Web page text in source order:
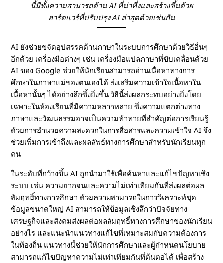
นี้มีทั้งความสามารถด้าน AI ที่น่าทึ่งและสร้างขึ้นด้วย
ฮาร์ดแวร์ที่ปรับปรุง AI ล่าสุดด้วยเช่นกัน
AI ยังช่วยขจัดอุปสรรคด้านภาษาในระบบการศึกษาด้วยวิธีอื่นๆ
อีกด้วย เครื่องมือต่างๆ เช่น เครื่องมือแปลภาษาที่ขับเคลื่อนด้วย
AI ของ Google ช่วยให้นักเรียนสามารถอ่านเนื้อหาทางการ
ศึกษาในภาษาแม่ของตนเองได้ ส่งเสริมความเข้าใจเนื้อหาใน
เนื้อหานั้นๆ ได้อย่างลึกซึ้งยิ่งขึ้น วิธีนี้ส่งผลกระทบอย่างยิ่งโดย
เฉพาะในห้องเรียนที่มีความหลากหลาย ซึ่งความแตกต่างทาง
ภาษาและวัฒนธรรมอาจเป็นความท้าทายที่สำคัญต่อการเรียนรู้
ด้วยการอำนวยความสะดวกในการสื่อสารและความเข้าใจ AI จึง
ช่วยเพิ่มการเข้าถึงและผลลัพธ์ทางการศึกษาสำหรับนักเรียนทุก
คน
ในระดับที่กว้างขึ้น AI ถูกนำมาใช้เพื่อค้นหาและแก้ไขปัญหาเชิง
ระบบ เช่น ความยากจนและความไม่เท่าเทียมกันที่ส่งผลต่อผล
สัมฤทธิ์ทางการศึกษา ด้วยความสามารถในการวิเคราะห์ชุด
ข้อมูลขนาดใหญ่ AI สามารถให้ข้อมูลเชิงลึกว่าปัจจัยทาง
เศรษฐกิจและสังคมส่งผลต่อผลสัมฤทธิ์ทางการศึกษาของนักเรียน
อย่างไร และแนะนำแนวทางแก้ไขที่เหมาะสมกับความต้องการ
ในท้องถิ่น แนวทางนี้ช่วยให้นักการศึกษาและผู้กำหนดนโยบาย
สามารถแก้ไขปัญหาความไม่เท่าเทียมกันที่ต้นตอได้ เพื่อสร้าง